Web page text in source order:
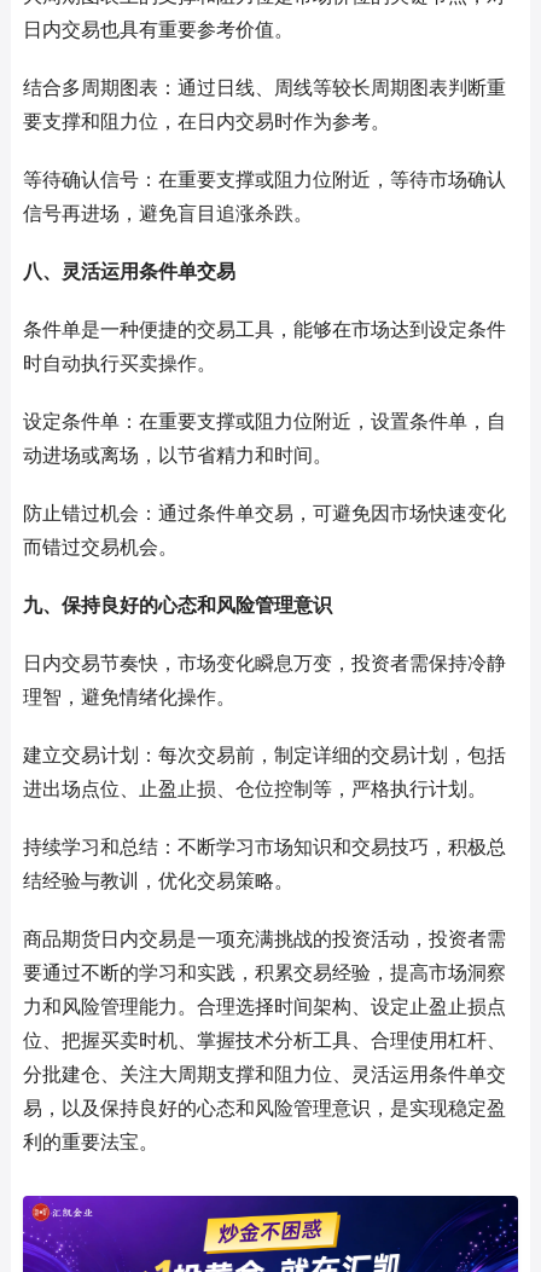
日内交易也具有重要参考价值。
结合多周期图表：通过日线、周线等较长周期图表判断重
要支撑和阻力位，在日内交易时作为参考。
等待确认信号：在重要支撑或阻力位附近，等待市场确认
信号再进场，避免盲目追涨杀跌。
八、灵活运用条件单交易
条件单是一种便捷的交易工具，能够在市场达到设定条件
时自动执行买卖操作。
设定条件单：在重要支撑或阻力位附近，设置条件单，自
动进场或离场，以节省精力和时间。
防止错过机会：通过条件单交易，可避免因市场快速变化
而错过交易机会。
九、保持良好的心态和风险管理意识
日内交易节奏快，市场变化瞬息万变，投资者需保持冷静
理智，避免情绪化操作。
建立交易计划：每次交易前，制定详细的交易计划，包括
进出场点位、止盈止损、仓位控制等，严格执行计划。
持续学习和总结：不断学习市场知识和交易技巧，积极总
结经验与教训，优化交易策略。
商品期货日内交易是一项充满挑战的投资活动，投资者需
要通过不断的学习和实践，积累交易经验，提高市场洞察
力和风险管理能力。合理选择时间架构、设定止盈止损点
位、把握买卖时机、掌握技术分析工具、合理使用杠杆、
分批建仓、关注大周期支撑和阻力位、灵活运用条件单交
易，以及保持良好的心态和风险管理意识，是实现稳定盈
利的重要法宝。